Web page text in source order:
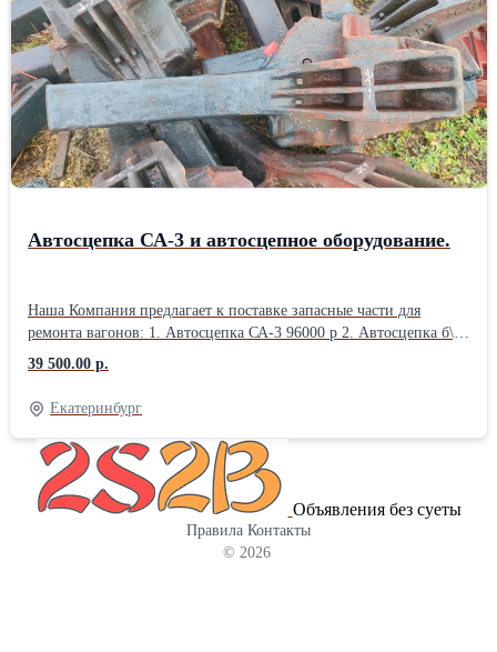
Вэб-сайт: https://www.ooovss.ru/vagonzap Тел.\факс: (343)2478483
Автосцепка СА-3 и автосцепное оборудование.
Наша Компания предлагает к поставке запасные части для
ремонта вагонов: 1. Автосцепка СА-3 96000 р 2. Автосцепка б\у
освид. 39500р. 3. Аппарат поглощающий Ш2В-90 34520 р 4.
Аппарат ПМКП110 42500р. 5. Аппарат РТ120 освид. 45500р. 6.
Балочка центрирующая 106.00.011 1850р 7. Болт
поддерживающий 106.00.006 265р 8. Замкодержатель 1970р 9.
Замок 3500 р. 10. Клин тягового хомута 2370р 11. Кронштейн
106.00.008 750 р 12. Кронштейн 106.00.009 870р. 13.
Планка106.00.004 (005) 15 р 14. Плита упорная 7450р. 15.
Подвеска маятниковая 950р. 16. Подъемник замка 445р 17. Рычаг
расцепной 2380р 18. Тяговый хомут б\у освид. 23200р 19.
Тяговый хомут нов. 49600р 20. Цепочка расцепного рычага 485р
39 500.00 р.
Екатеринбург
Объявления без суеты
Правила Контакты
© 2026